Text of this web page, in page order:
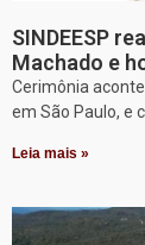
SINDEESP
Machado e
Cerimônia
em São Paulo, e
Leia mais »